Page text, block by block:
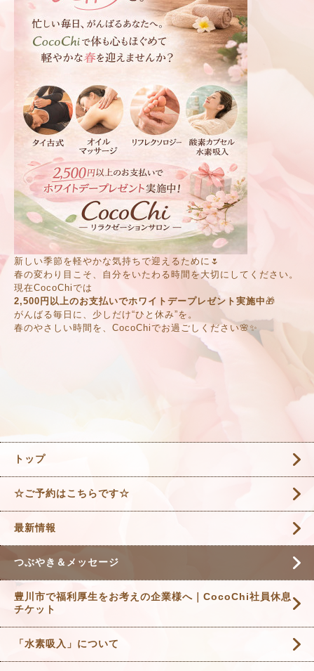
新しい季節を軽やかな気持ちで迎えるために🌷
春の変わり目こそ、自分をいたわる時間を大切にしてください。
現在CocoChiでは
2,500円以上のお支払いでホワイトデープレゼント実施中🎁
がんばる毎日に、少しだけ“ひと休み”を。
春のやさしい時間を、CocoChiでお過ごしください🌸✨
トップ
☆ご予約はこちらです☆
最新情報
つぶやき＆メッセージ
豊川市で福利厚生をお考えの企業様へ｜CocoChi社員休息
チケット
「水素吸入」について